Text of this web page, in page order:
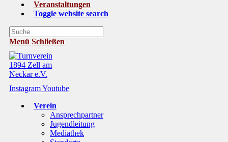
Veranstaltungen
Toggle website search
Menü Schließen
InstagramYoutube
Verein
Ansprechpartner
Jugendleitung
Mediathek